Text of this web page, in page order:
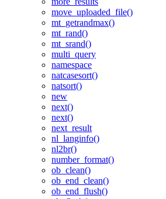
move_uploaded_file()
mt_getrandmax()
mt_rand()
mt_srand()
multi_query
namespace
natcasesort()
natsort()
new
next()
next()
next_result
nl_langinfo()
nl2br()
number_format()
ob_clean()
ob_end_clean()
ob_end_flush()